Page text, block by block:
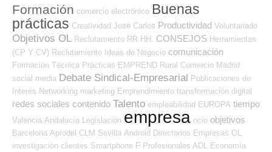
Formación comercio electrónico Buenas
prácticas Creatividad José Carlos Productividad Voluntariado
Objetivos OL Reclutamiento RR.HH. CONSEJOS Herramientas
(CP Y CV) Reclutamiento Ideas de Negocio comunicación
Formación Técnica Prácticas EMPREND Rural Comercio Madrid
social media Debate Sindical-Empresarial Publicaciones de
Interés Networking marketing Emprendimiento transformación digital
redes sociales contenido Talento empleabilidad EUROPA tiempo
Valencia Andalucía Legislación empresa ocio objetivos
Barcelona Aprodel CLM Sevilla Android Directorios Empresas OL
investigación clientes Smartphone F Profesionales ADL
Economía